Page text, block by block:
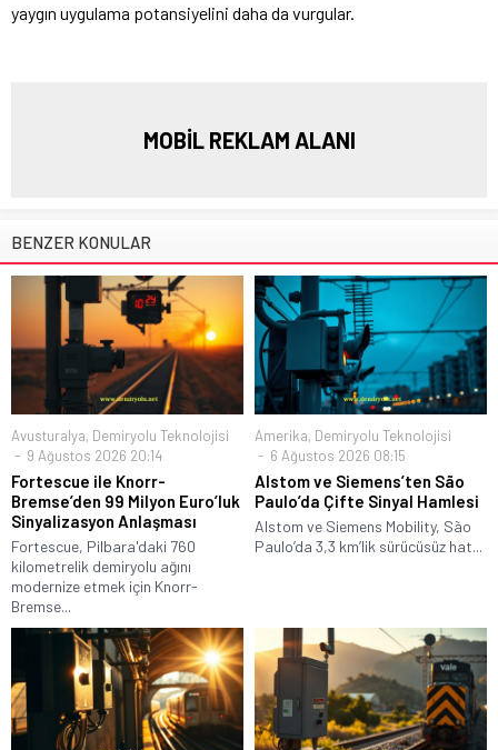
yaygın uygulama potansiyelini daha da vurgular.
MOBİL REKLAM ALANI
BENZER KONULAR
Avusturalya, Demiryolu Teknolojisi
9 Ağustos 2026 20:14
Fortescue ile Knorr-
Bremse’den 99 Milyon Euro’luk
Sinyalizasyon Anlaşması
Fortescue, Pilbara'daki 760
kilometrelik demiryolu ağını
modernize etmek için Knorr-
Bremse...
Amerika, Demiryolu Teknolojisi
6 Ağustos 2026 08:15
Alstom ve Siemens’ten São
Paulo’da Çifte Sinyal Hamlesi
Alstom ve Siemens Mobility, São
Paulo’da 3,3 km’lik sürücüsüz hat...